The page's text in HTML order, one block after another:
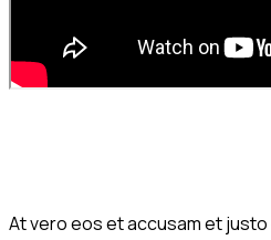
At vero eos et accusam et